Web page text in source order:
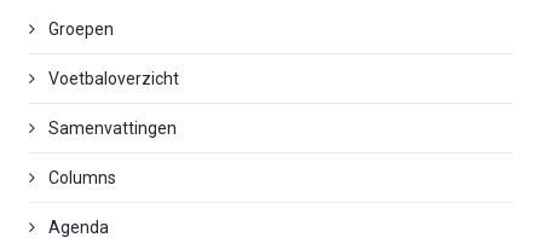
Groepen
Voetbaloverzicht
Samenvattingen
Columns
Agenda